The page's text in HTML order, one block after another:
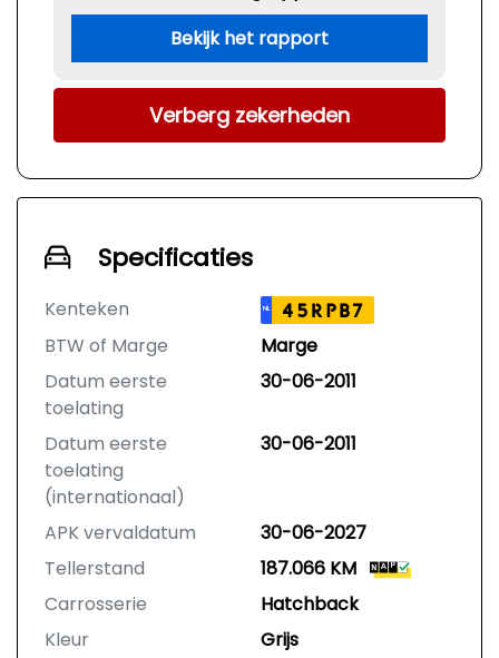
Bekijk het rapport
Verberg zekerheden
Specificaties
Kenteken NL 45RPB7
BTW of Marge
Marge
Datum eerste
toelating
30-06-2011
Datum eerste
toelating
(internationaal)
30-06-2011
APK vervaldatum
30-06-2027
Tellerstand
187.066 KM
Carrosserie
Hatchback
Kleur
Grijs